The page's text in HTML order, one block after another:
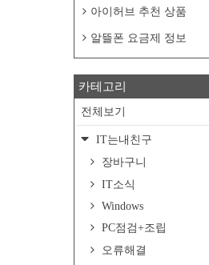
아이허브 추천 상품
알뜰폰 요금제 정보
카테고리
전체보기
IT는내친구
장바구니
IT소식
Windows
PC점검+조립
오류해결